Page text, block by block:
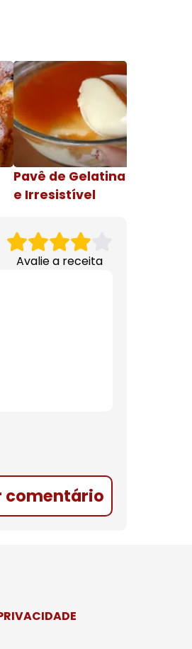
Pavê de Gelatina Cremosa
e Irresistível
Avalie a receita
comentário